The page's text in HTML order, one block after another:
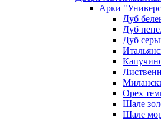
Арки
Дуб
Дуб
Дуб
Орех
Шале
Шале